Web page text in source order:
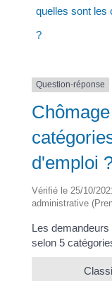
quelles sont les
?
Question-réponse
d'emploi
Vérifié le 25/10/
administrative
Les
selon 5